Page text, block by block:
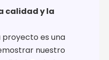
calidad y la
proyecto es una
nuestro